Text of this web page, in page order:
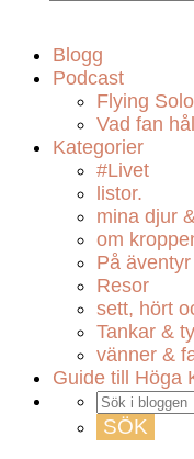
Blogg
Podcast
Flying Solo
Vad fan
Kategorier
#Livet
listor.
mina djur
om
På äventyr
Resor
sett, hört
Tankar &
vänner &
Guide till Höga